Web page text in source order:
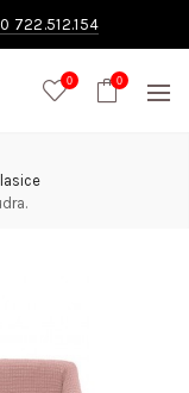
722.512.154
0 0